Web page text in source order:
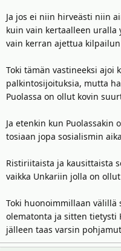
Ja jos ei niin hirveästi niin
kuin vain kertaalleen uralla
vain kerran ajettua
Toki tämän vastineeksi ajoi
palkintosijoituksia, mutta
Puolassa on ollut kovin
Ja etenkin kun Puolassakin
tosiaan jopa sosialismin
Ristiriitaista ja kausittaista
vaikka Unkariin jolla on
Toki huonoimmillaan
olematonta ja sitten tietysti
jälleen taas varsin